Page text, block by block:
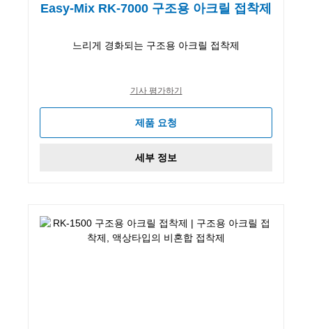
Easy-Mix RK-7000 구조용 아크릴 접착제
느리게 경화되는 구조용 아크릴 접착제
기사 평가하기
제품 요청
세부 정보